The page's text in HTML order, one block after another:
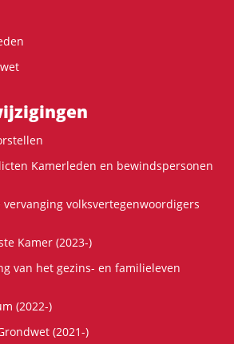
Kamerleden en bewindspersonen
volksvertegenwoordigers
Kamer (2023-)
van het gezins- en familieleven
(2022-)
(2021-)